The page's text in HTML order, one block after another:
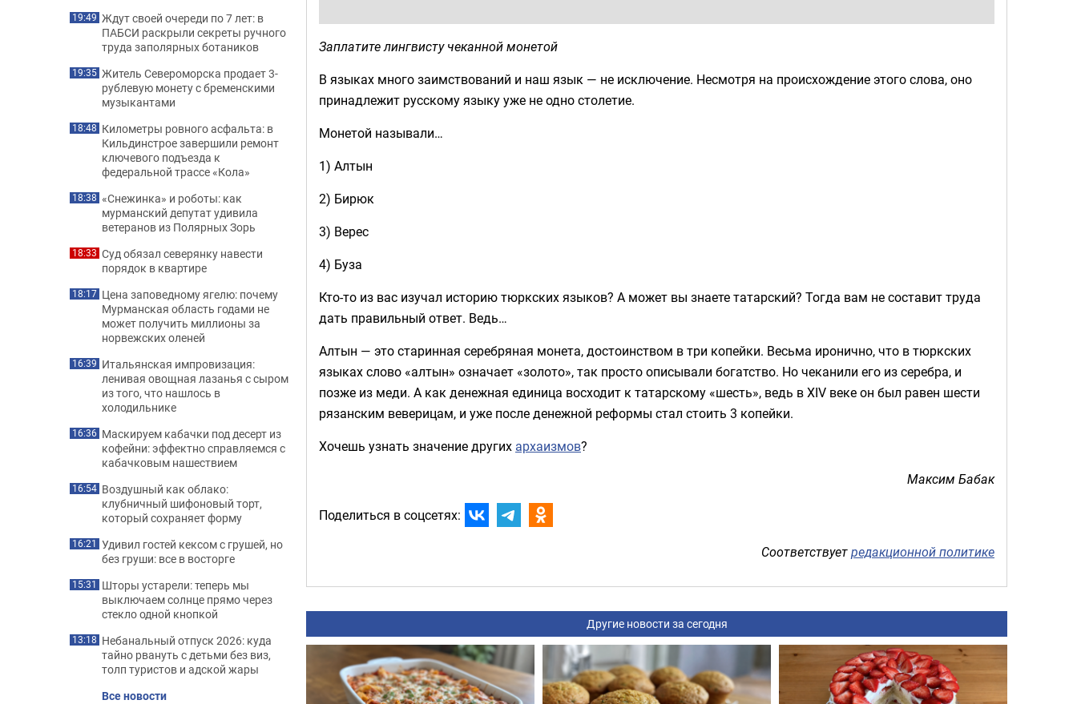
Заплатите лингвисту чеканной монетой
В языках много заимствований и наш язык — не исключение. Несмотря на происхождение этого слова, оно
принадлежит русскому языку уже не одно столетие.
Монетой называли…
1) Алтын
2) Бирюк
3) Верес
4) Буза
Кто-то из вас изучал историю тюркских языков? А может вы знаете татарский? Тогда вам не составит труда
дать правильный ответ. Ведь…
Алтын — это старинная серебряная монета, достоинством в три копейки. Весьма иронично, что в тюркских
языках слово «алтын» означает «золото», так просто описывали богатство. Но чеканили его из серебра, и
позже из меди. А как денежная единица восходит к татарскому «шесть», ведь в XIV веке он был равен шести
рязанским веверицам, и уже после денежной реформы стал стоить 3 копейки.
Хочешь узнать значение других архаизмов?
Максим Бабак
Поделиться в соцсетях:
Соответствуетредакционной политике
Другие новости за сегодня
19:49 Ждут своей очереди по 7 лет: в
ПАБСИ раскрыли секреты ручного
труда заполярных ботаников
19:35 Житель Североморска продает 3-
рублевую монету с бременскими
музыкантами
18:48 Километры ровного асфальта: в
Кильдинстрое завершили ремонт
ключевого подъезда к
федеральной трассе «Кола»
18:38 «Снежинка» и роботы: как
мурманский депутат удивила
ветеранов из Полярных Зорь
18:33 Суд обязал северянку навести
порядок в квартире
18:17 Цена заповедному ягелю: почему
Мурманская область годами не
может получить миллионы за
норвежских оленей
16:39 Итальянская импровизация:
ленивая овощная лазанья с сыром
из того, что нашлось в
холодильнике
16:36 Маскируем кабачки под десерт из
кофейни: эффектно справляемся с
кабачковым нашествием
16:54 Воздушный как облако:
клубничный шифоновый торт,
который сохраняет форму
16:21 Удивил гостей кексом с грушей, но
без груши: все в восторге
15:31 Шторы устарели: теперь мы
выключаем солнце прямо через
стекло одной кнопкой
13:18 Небанальный отпуск 2026: куда
тайно рвануть с детьми без виз,
толп туристов и адской жары
Все новости